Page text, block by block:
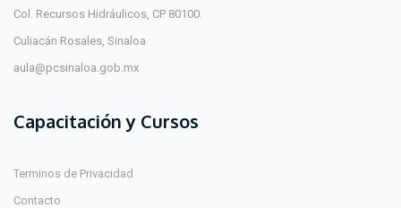
Col. Recursos Hidráulicos, CP 80100.
Culiacán Rosales, Sinaloa
aula@pcsinaloa.gob.mx
Capacitación y Cursos
Terminos de Privacidad
Contacto